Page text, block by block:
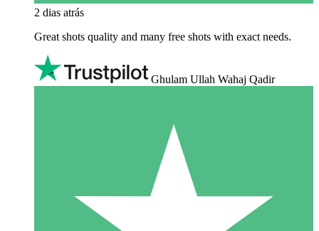
2 dias atrás
Great shots quality and many free shots with exact needs.
Ghulam Ullah Wahaj Qadir